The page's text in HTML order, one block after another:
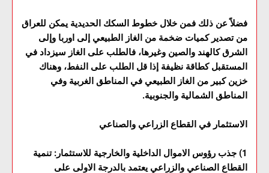
فضلاً عن ذلك فمن خلال خطوط السكك الحديدية يمكن للعراق
من تصدير كميات ضخمة من الغاز الطبيعي إلى اوربا وإلى
الشرق كالهند والصين وغيرها، فالطلب على الغاز سيزداد في
المستقبل كطاقة نظيفة إذا قل الطلب على النفط، وهناك
خزين كبير من الغاز الطبيعي في المناطق الغربية وفي
المناطق الشمالية والجنوبية.
الاستثمار في القطاع الزراعي والصناعي
1) جذب رؤوس الاموال الداخلية والخارجية للاستثمار: تنمية
القطاع الصناعي والزراعي يعتمد بالدرجة الاولى على